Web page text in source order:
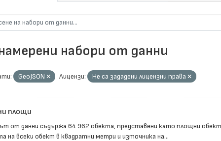
набори от данни
GeoJSON Лицензи: Не са зададени лицензни права
площи
от данни съдържа 64 962 обекта, представени като площни
на всеки обект в квадратни метри и източника на...